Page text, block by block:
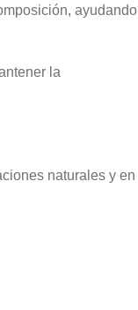
ayudando
la
naturales y en